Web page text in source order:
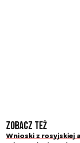
Zobacz też
Wnioski z rosyjskiej